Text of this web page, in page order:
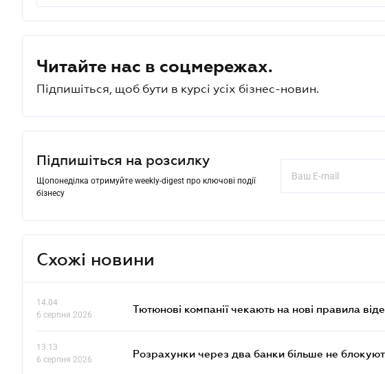
Читайте нас в соцмережах.
Підпишіться, щоб бути в курсі усіх бізнес-новин.
Підпишіться на розсилку
Щопонеділка отримуйте weekly-digest про ключові події
бізнесу
Схожі новини
14.04
6 серпня 2026
Тютюнові компанії чекають на нові правила
13.13
6 серпня 2026
Розрахунки через два банки більше не